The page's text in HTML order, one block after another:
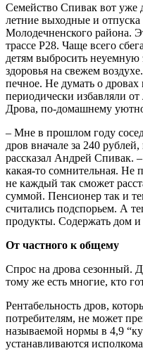
Семейство Спивак вот уже
летние выходные и
Молодечненского района.
трассе Р28. Чаще всего
детям выбросить
здоровья на свежем
печное. Не думать о дровах
периодически избавляли
Дрова, по-домашнему
– Мне в прошлом году
дров вначале за 240
рассказал Андрей Спивак.
какая-то сомнительная. Не
не каждый так сможет
суммой. Пенсионер так и
считались подспорьем. А
продукты. Содержать дом и
От частного к общему
Спрос на дрова сезонный.
тому же есть многие, кто
Рентабельность дров,
потребителям, не может
называемой нормы в 4,9
устанавливаются